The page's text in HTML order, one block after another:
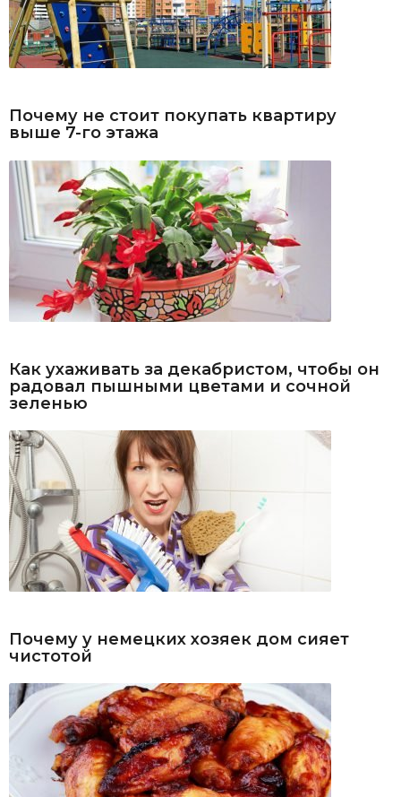
Почему не стоит покупать квартиру
выше 7-го этажа
Как ухаживать за декабристом, чтобы он
радовал пышными цветами и сочной
зеленью
Почему у немецких хозяек дом сияет
чистотой